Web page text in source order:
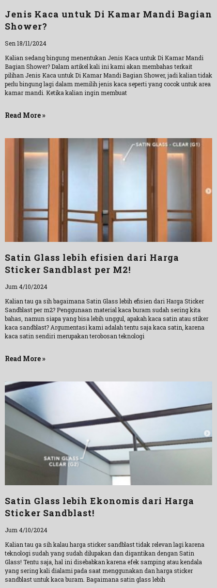
Jenis Kaca untuk Di Kamar Mandi Bagian
Shower?
Sen 18/11/2024
Kalian sedang bingung menentukan Jenis Kaca untuk Di Kamar Mandi
Bagian Shower? Dalam artikel kali ini kami akan membahas terkait
pilihan Jenis Kaca untuk Di Kamar Mandi Bagian Shower, jadi kalian tidak
perlu bingung lagi dalam memilih jenis kaca seperti yang cocok untuk area
kamar mandi. Ketika kalian ingin membuat
Read More »
Satin Glass lebih efisien dari Harga
Sticker Sandblast per M2!
Jum 4/10/2024
Kalian tau ga sih bagaimana Satin Glass lebih efisien dari Harga Sticker
Sandblast per m2? Penggunaan material kaca buram sudah sering kita
bahas, namun siapa yang bisa lebih unggul, apakah kaca satin atau stiker
kaca sandblast? Argumentasi kami adalah tentu saja kaca satin, karena
kaca satin sendiri merupakan terobosan teknologi
Read More »
Satin Glass lebih Ekonomis dari Harga
Sticker Sandblast!
Jum 4/10/2024
Kalian tau ga sih kalau harga sticker sandblast tidak relevan lagi karena
teknologi sudah yang sudah dilupakan dan digantikan dengan Satin
Glass! Tentu saja, hal ini disebabkan karena efek samping atau kendala
yang sering kali dialami pada saat menggunakan dan harga sticker
sandblast untuk kaca buram. Bagaimana satin glass lebih